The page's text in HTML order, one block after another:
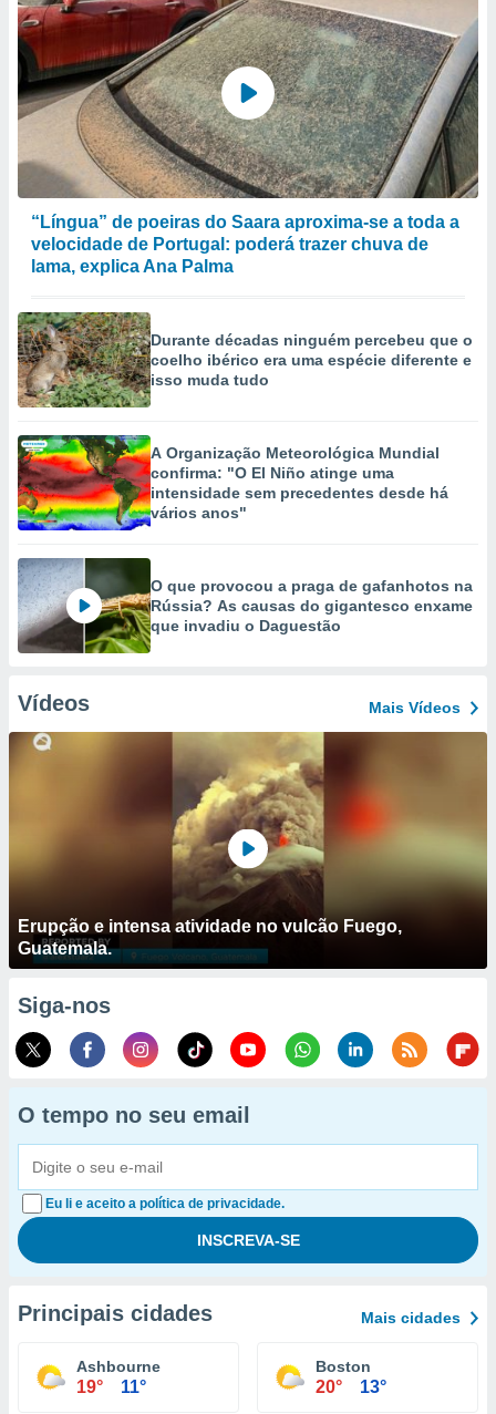
“Língua” de poeiras do Saara aproxima-se a toda a
velocidade de Portugal: poderá trazer chuva de
lama, explica Ana Palma
Durante décadas ninguém percebeu que o
coelho ibérico era uma espécie diferente e
isso muda tudo
A Organização Meteorológica Mundial
confirma: "O El Niño atinge uma
intensidade sem precedentes desde há
vários anos"
O que provocou a praga de gafanhotos na
Rússia? As causas do gigantesco enxame
que invadiu o Daguestão
Vídeos Mais Vídeos
Erupção e intensa atividade no vulcão Fuego,
Guatemala.
Siga-nos
O tempo no seu email
Eu li e aceito a política de privacidade.
Principais cidades Mais cidades
Ashbourne
19° 11°
Boston
20° 13°